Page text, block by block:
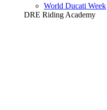
World Ducati Week
DRE Riding Academy